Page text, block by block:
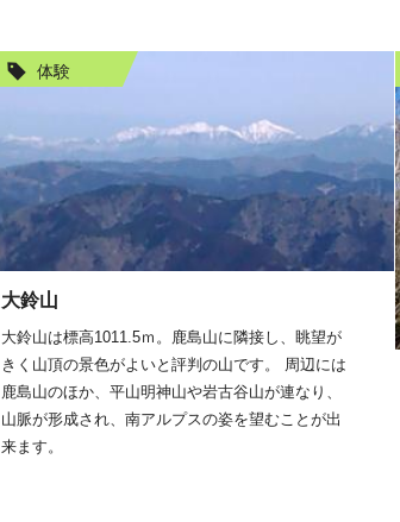
体験
大鈴山
大鈴山は標高1011.5ｍ。鹿島山に隣接し、眺望が
きく山頂の景色がよいと評判の山です。 周辺には
鹿島山のほか、平山明神山や岩古谷山が連なり、
山脈が形成され、南アルプスの姿を望むことが出
来ます。